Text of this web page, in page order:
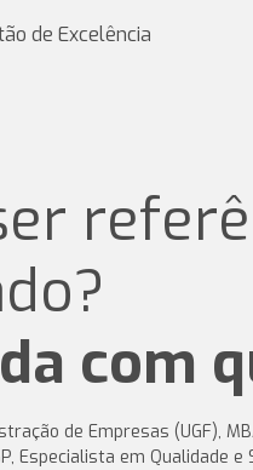
de Excelência
com
de Empresas (UGF),
Especialista em Qualidade